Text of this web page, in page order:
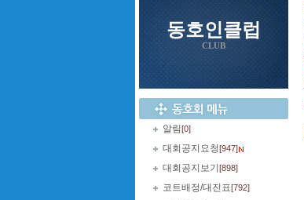
동호인클럽
CLUB
알림[0]
대회공지요청[947]
대회공지보기 [898]
코트배정/대진표[792]